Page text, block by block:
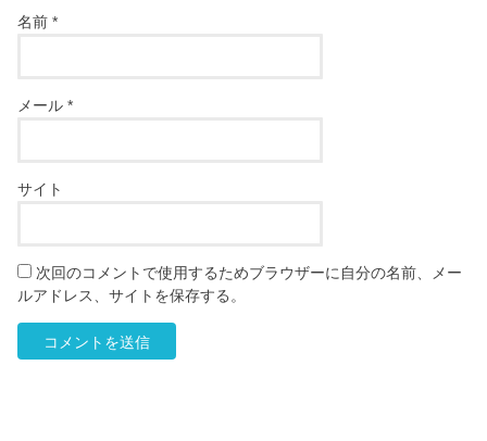
名前*
メール*
サイト
次回のコメントで使用するためブラウザーに自分の名前、メー
ルアドレス、サイトを保存する。